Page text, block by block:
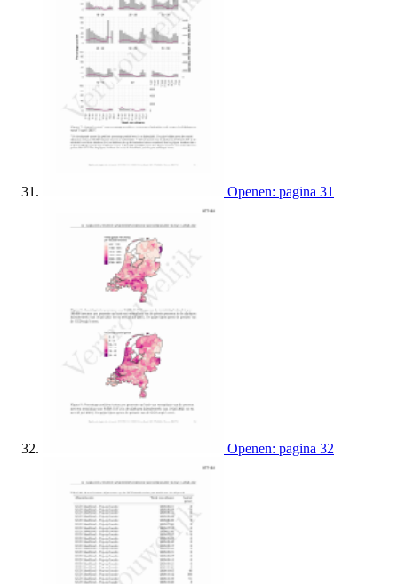
Openen: pagina 31
Openen: pagina 32